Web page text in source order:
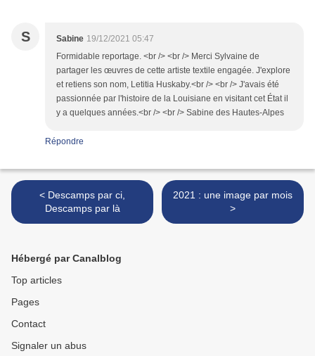
S Sabine 19/12/2021 05:47
Formidable reportage. <br /> <br /> Merci Sylvaine de
partager les œuvres de cette artiste textile engagée. J'explore
et retiens son nom, Letitia Huskaby.<br /> <br /> J'avais été
passionnée par l'histoire de la Louisiane en visitant cet État il
y a quelques années.<br /> <br /> Sabine des Hautes-Alpes
Répondre
< Descamps par ci,
Descamps par là
2021 : une image par mois
>
Hébergé par Canalblog
Top articles
Pages
Contact
Signaler un abus